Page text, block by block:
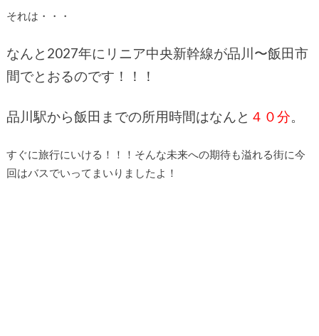
それは・・・
なんと2027年にリニア中央新幹線が品川〜飯田市
間でとおるのです！！！
品川駅から飯田までの所用時間はなんと ４０分。
すぐに旅行にいける！！！そんな未来への期待も溢れる街に今
回はバスでいってまいりましたよ！